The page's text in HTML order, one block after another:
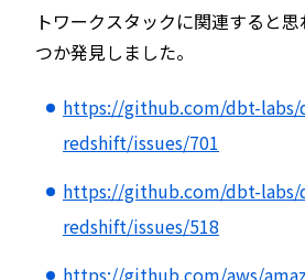
トワークスタックに関連すると
つか発見しました。
https://github.com/dbt-labs/
redshift/issues/701
https://github.com/dbt-labs/
redshift/issues/518
https://github.com/aws/